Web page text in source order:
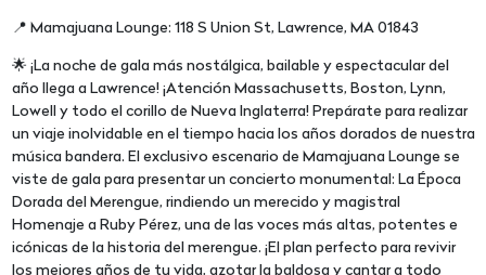
📍 Mamajuana Lounge: 118 S Union St, Lawrence, MA 01843
🌟 ¡La noche de gala más nostálgica, bailable y espectacular del
año llega a Lawrence! ¡Atención Massachusetts, Boston, Lynn,
Lowell y todo el corillo de Nueva Inglaterra! Prepárate para realizar
un viaje inolvidable en el tiempo hacia los años dorados de nuestra
música bandera. El exclusivo escenario de Mamajuana Lounge se
viste de gala para presentar un concierto monumental: La Época
Dorada del Merengue, rindiendo un merecido y magistral
Homenaje a Ruby Pérez, una de las voces más altas, potentes e
icónicas de la historia del merengue. ¡El plan perfecto para revivir
los mejores años de tu vida, azotar la baldosa y cantar a todo